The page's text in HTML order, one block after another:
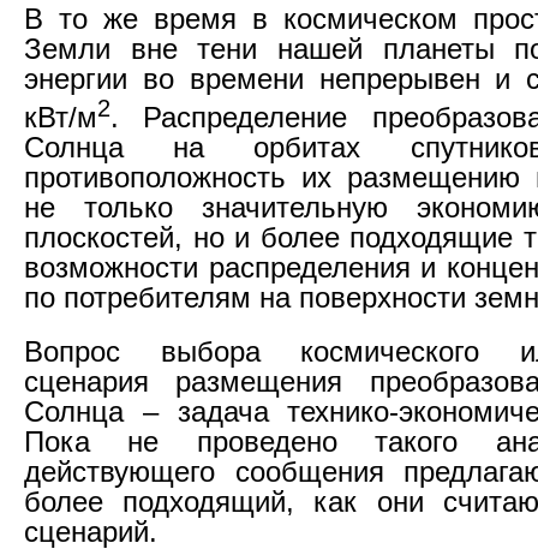
В то же время в космическом
Земли вне тени нашей планеты
энергии во времени непрерывен и
кВт/м2. Распределение
Солнца на орбитах
противоположность их
не только значительную
плоскостей, но и более подходящие
возможности распределения и
по потребителям на поверхности
Вопрос выбора космического
сценария размещения
Солнца – задача технико-
Пока не проведено такого
действующего сообщения
более подходящий, как они
сценарий.